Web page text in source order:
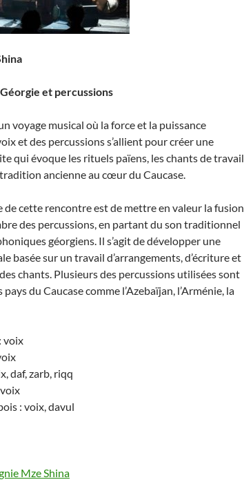
et percussions
voyage musical où la force et la puissance
et des percussions s’allient pour créer une
qui évoque les rituels païens, les chants de travail
ancienne au cœur du Caucase.
de cette rencontre est de mettre en valeur la fusion
des percussions, en partant du son traditionnel
géorgiens. Il s’agit de développer une
basée sur un travail d’arrangements, d’écriture et
chants. Plusieurs des percussions utilisées sont
du Caucase comme l’Azebaïjan, l’Arménie, la
voix
daf, zarb, riqq
: voix, davul
Mze Shina